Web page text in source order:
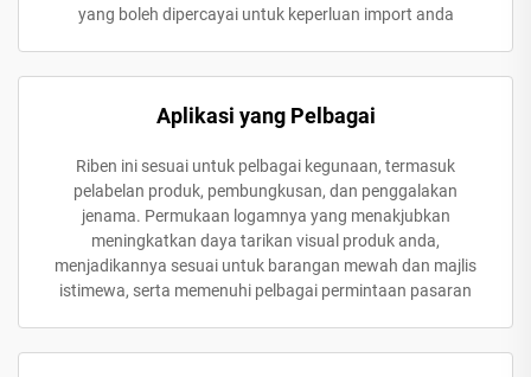
yang boleh dipercayai untuk keperluan import anda
Aplikasi yang Pelbagai
Riben ini sesuai untuk pelbagai kegunaan, termasuk
pelabelan produk, pembungkusan, dan penggalakan
jenama. Permukaan logamnya yang menakjubkan
meningkatkan daya tarikan visual produk anda,
menjadikannya sesuai untuk barangan mewah dan majlis
istimewa, serta memenuhi pelbagai permintaan pasaran